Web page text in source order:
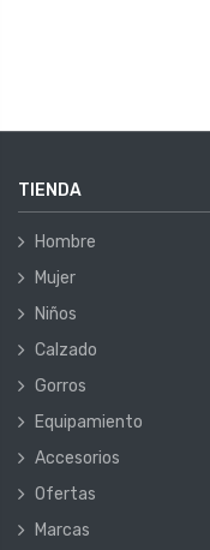
TIENDA
Hombre
Mujer
Niños
Calzado
Gorros
Equipamiento
Accesorios
Ofertas
Marcas